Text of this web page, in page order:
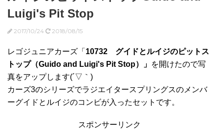
Luigi's Pit Stop
2017/10/24 2018/08/15
レゴジュニアカーズ「 10732 グイドとルイジのピットス
トップ（Guido and Luigi's Pit Stop）」 を開けたので写
真をアップします(´▽｀)
カーズ3のシリーズでラジエイタースプリングスのメンバ
ーグイドとルイジのコンビが入ったセットです。
スポンサーリンク